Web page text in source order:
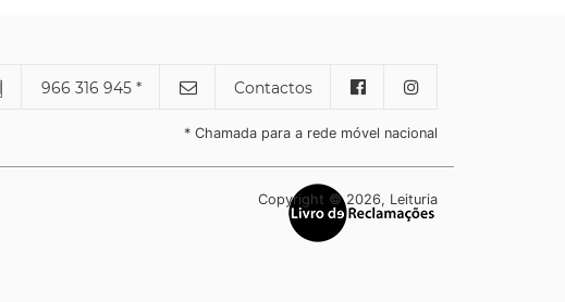
966 316 945 * Contactos
* Chamada para a rede móvel nacional
Copyright © 2026, Leituria